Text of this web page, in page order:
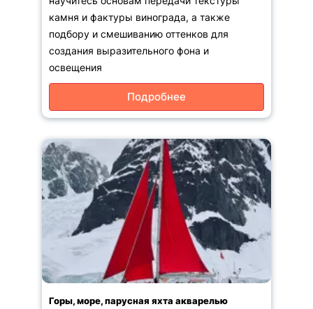
камня и фактуры винограда, а также
подбору и смешиванию оттенков для
создания выразительного фона и
освещения
Подробнее
Горы, море, парусная яхта акварелью